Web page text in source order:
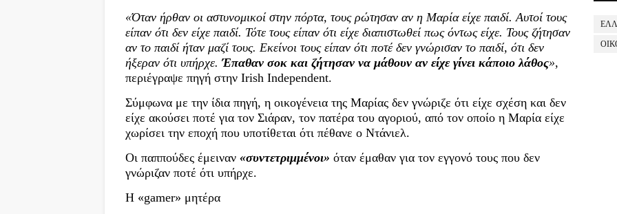
«Όταν ήρθαν οι αστυνομικοί στην πόρτα, τους ρώτησαν αν η Μαρία είχε παιδί. Αυτοί τους
είπαν ότι δεν είχε παιδί. Τότε τους είπαν ότι είχε διαπιστωθεί πως όντως είχε. Τους ζήτησαν
αν το παιδί ήταν μαζί τους. Εκείνοι τους είπαν ότι ποτέ δεν γνώρισαν το παιδί, ότι δεν
ήξεραν ότι υπήρχε. Έπαθαν σοκ και ζήτησαν να μάθουν αν είχε γίνει κάποιο λάθος»,
περιέγραψε πηγή στην Irish Independent.
Σύμφωνα με την ίδια πηγή, η οικογένεια της Μαρίας δεν γνώριζε ότι είχε σχέση και δεν
είχε ακούσει ποτέ για τον Σιάραν, τον πατέρα του αγοριού, από τον οποίο η Μαρία είχε
χωρίσει την εποχή που υποτίθεται ότι πέθανε ο Ντάνιελ.
Οι παππούδες έμειναν «συντετριμμένοι» όταν έμαθαν για τον εγγονό τους που δεν
γνώριζαν ποτέ ότι υπήρχε.
Η «gamer» μητέρα